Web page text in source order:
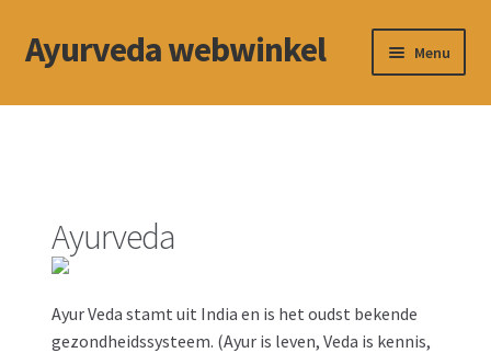
Ga
door
Ga
naar
Ayurveda webwinkel Menu
Winkel
Betalingswijze
Privacybeleid
Algemene voorwaarden
Ayurveda
Ayur Veda stamt uit India en is het oudst bekende
gezondheidssysteem. (Ayur is leven, Veda is kennis,